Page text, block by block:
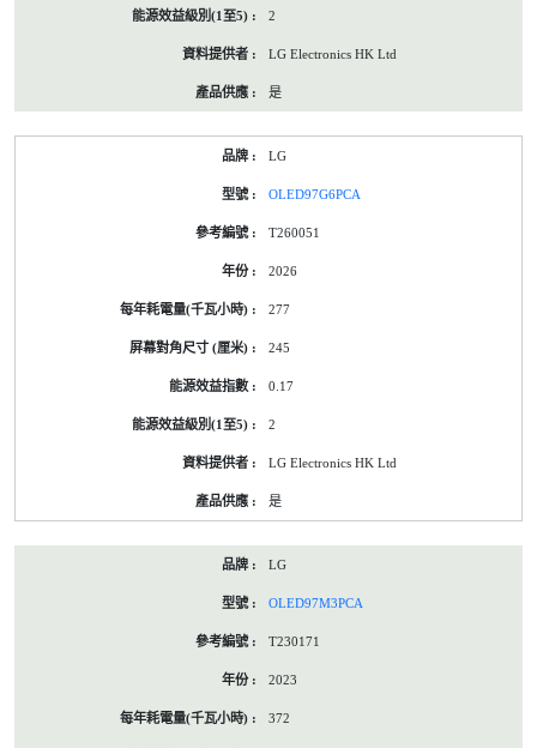
2
LG Electronics HK Ltd
是
LG
OLED97G6PCA
T260051
2026
277
245
0.17
2
LG Electronics HK Ltd
是
LG
OLED97M3PCA
T230171
2023
372